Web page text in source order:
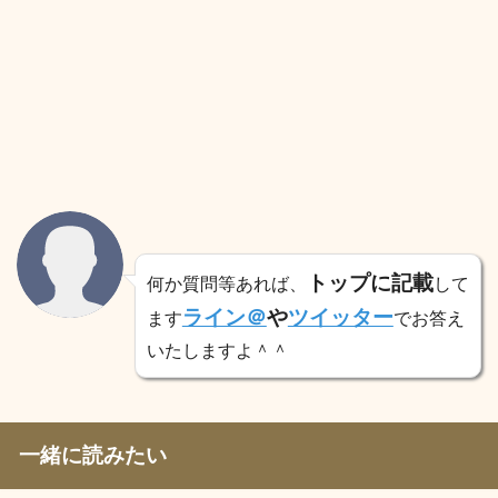
何か質問等あれば、 トップに記載して
ますライン＠やツイッターでお答え
いたしますよ＾＾
一緒に読みたい